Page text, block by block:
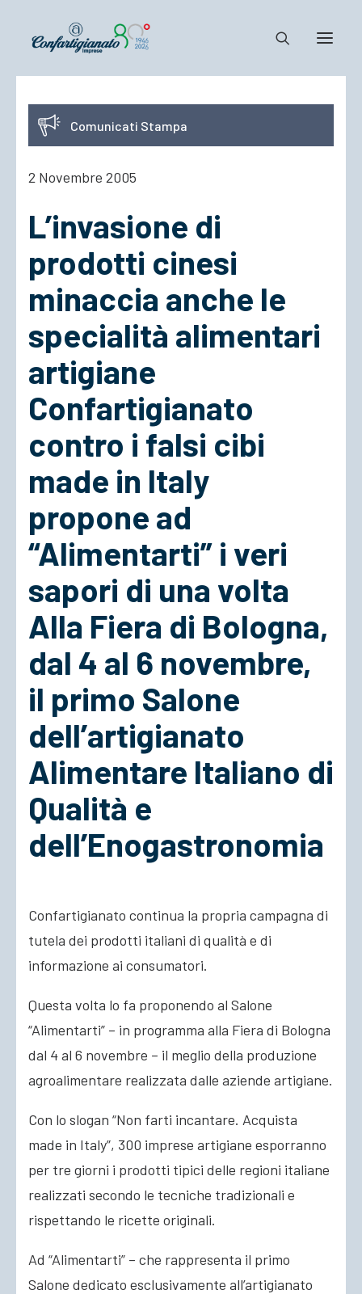
Notizie e Documenti
Confartigianato
Cosa Facciamo
ACCEDI
Comunicati Stampa
2 Novembre 2005
L’invasione di
prodotti cinesi
minaccia anche le
specialità alimentari
artigiane
Confartigianato
contro i falsi cibi
made in Italy
propone ad
“Alimentarti” i veri
sapori di una volta
Alla Fiera di Bologna,
dal 4 al 6 novembre,
il primo Salone
dell’artigianato
Alimentare Italiano di
Qualità e
dell’Enogastronomia
Confartigianato continua la propria campagna di
tutela dei prodotti italiani di qualità e di
informazione ai consumatori.
Questa volta lo fa proponendo al Salone
“Alimentarti” – in programma alla Fiera di Bologna
dal 4 al 6 novembre – il meglio della produzione
agroalimentare realizzata dalle aziende artigiane.
Con lo slogan “Non farti incantare. Acquista
made in Italy”, 300 imprese artigiane esporranno
per tre giorni i prodotti tipici delle regioni italiane
realizzati secondo le tecniche tradizionali e
rispettando le ricette originali.
Ad “Alimentarti” – che rappresenta il primo
Salone dedicato esclusivamente all’artigianato